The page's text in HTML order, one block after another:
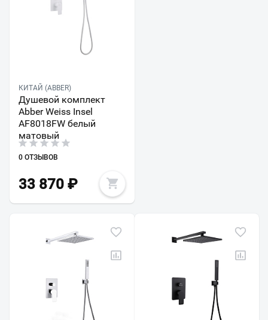
КИТАЙ (ABBER)
Душевой комплект
Abber Weiss Insel
AF8018FW белый
матовый
0 ОТЗЫВОВ
33 870 ₽